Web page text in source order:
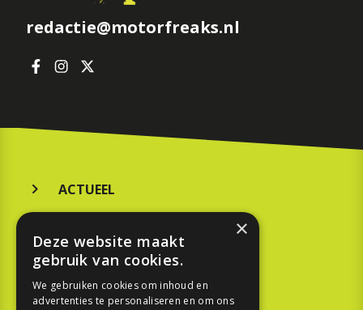
redactie@motorfreaks.nl
ACTUEEL
KOOPGIDS
TESTEN
×
Deze website maakt
gebruik van cookies.
We gebruiken cookies om inhoud en
advertenties te personaliseren en om ons